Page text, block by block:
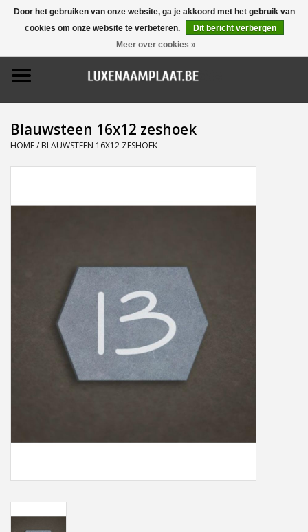
0 Artikelen - €0,00
Home
Promoties
Naamborden
Brievenbussen
Freesletters
Blauwsteen 16x12 zeshoek
HOME/ BLAUWSTEEN 16X12 ZESHOEK
Door het gebruiken van onze website, ga je akkoord met het gebruik van
cookies om onze website te verbeteren.
Dit bericht verbergen
Meer over cookies »